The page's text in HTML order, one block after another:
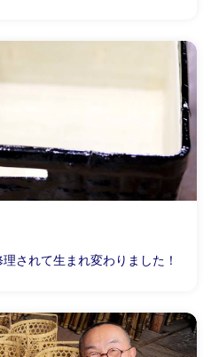
されて生まれ変わりました！